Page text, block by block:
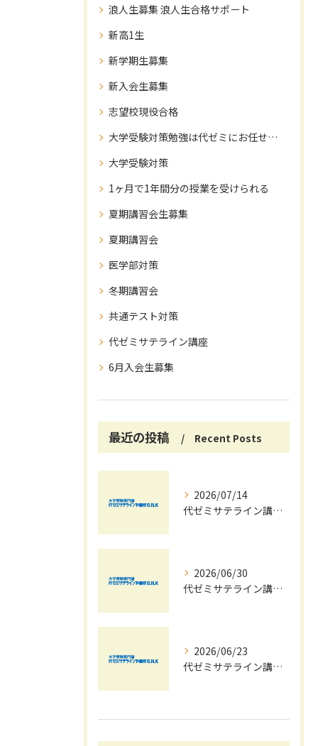
浪人生募集 浪人生合格サポート
新高1生
新学期生募集
新入会生募集
志望校現役合格
大学受験対策勉強は代ゼミにお任せ下さい！
大学受験対策
1ヶ月で1年間分の授業を受けられる
夏期講習会生募集
夏期講習会
医学部対策
冬期講習会
共通テスト対策
代ゼミサテライン講座
6月入会生募集
最近の投稿 Recent Posts
2026/07/14
代ゼミサテライン講座で夏期講習会を自宅受講し大学受験対策を効率化する方法
2026/06/30
代ゼミサテライン講座夏期講習会で苦手科目を短期間に得意科目へ導く学習戦略
2026/06/23
代ゼミサテライン講座を活用した夏期講習会で共通テストの最新傾向と対策を徹底攻略する方法